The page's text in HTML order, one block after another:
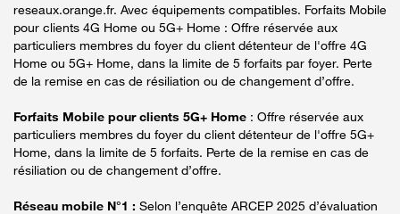
reseaux.orange.fr. Avec équipements compatibles. Forfaits Mobile
pour clients 4G Home ou 5G+ Home : Offre réservée aux
particuliers membres du foyer du client détenteur de l'offre 4G
Home ou 5G+ Home, dans la limite de 5 forfaits par foyer. Perte
de la remise en cas de résiliation ou de changement d’offre.
Forfaits Mobile pour clients 5G+ Home : Offre réservée aux
particuliers membres du foyer du client détenteur de l'offre 5G+
Home, dans la limite de 5 forfaits. Perte de la remise en cas de
résiliation ou de changement d’offre.
Réseau mobile N°1 : Selon l’enquête ARCEP 2025 d’évaluation